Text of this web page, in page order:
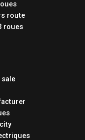
route
roues